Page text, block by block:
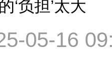
‘负担’太大
05-16